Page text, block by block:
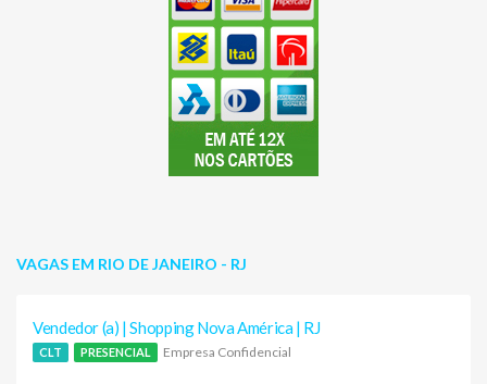
VAGAS EM RIO DE JANEIRO - RJ
Vendedor (a) | Shopping Nova América | RJ
CLT PRESENCIAL Empresa Confidencial